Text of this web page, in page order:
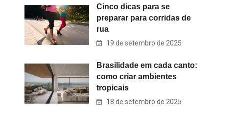
Cinco dicas para se
preparar para corridas de
rua
19 de setembro de 2025
Brasilidade em cada canto:
como criar ambientes
tropicais
18 de setembro de 2025